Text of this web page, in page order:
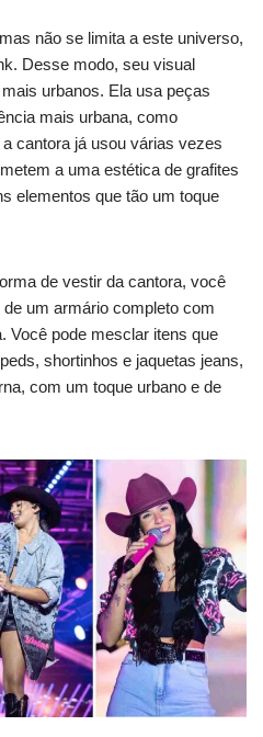
não se limita a este universo,
Desse modo, seu visual
urbanos. Ela usa peças
mais urbana, como
cantora já usou várias vezes
a uma estética de grafites
elementos que tão um toque
de vestir da cantora, você
um armário completo com
Você pode mesclar itens que
shortinhos e jaquetas jeans,
com um toque urbano e de